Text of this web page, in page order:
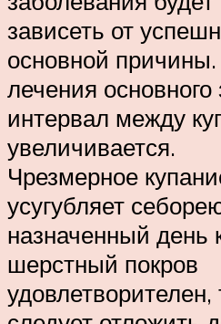
зависеть от
основной
лечения
интервал между
увеличивается.
Чрезмерное
усугубляет
назначенный день
шерстный покров